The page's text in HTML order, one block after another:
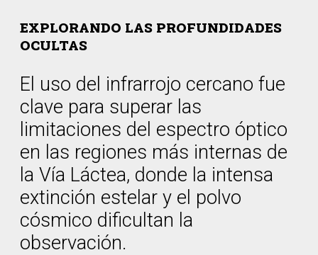
EXPLORANDO LAS PROFUNDIDADES
OCULTAS
El uso del infrarrojo cercano fue
clave para superar las
limitaciones del espectro óptico
en las regiones más internas de
la Vía Láctea, donde la intensa
extinción estelar y el polvo
cósmico dificultan la
observación.